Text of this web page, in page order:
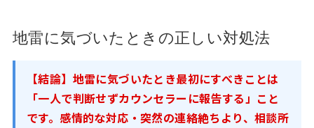
地雷に気づいたときの正しい対処法
【結論】地雷に気づいたとき最初にすべきことは
「一人で判断せずカウンセラーに報告する」こと
です。感情的な対応・突然の連絡絶ちより、相談所